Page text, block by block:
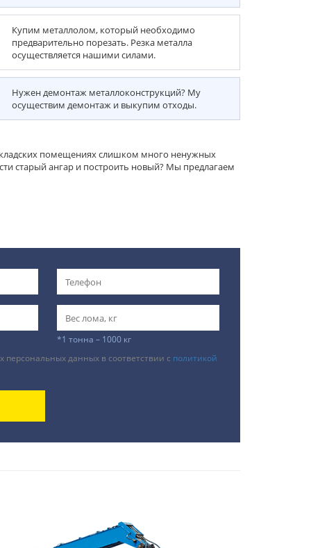
Купим металлолом, который необходимо
предварительно порезать. Резка металла
осуществляется нашими силами.
Нужен демонтаж металлоконструкций? Му
осуществим демонтаж и выкупим отходы.
помещениях слишком много ненужных
старый ангар и построить новый? Мы предлагаем
*1 тонна – 1000 кг
персональных данных в соответствии с политикой